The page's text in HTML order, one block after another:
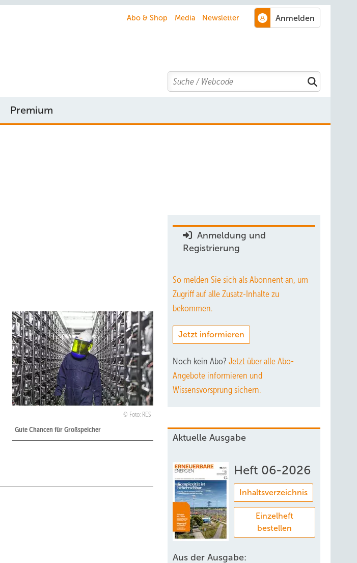
Abo & Shop Media Newsletter
Search
Premium
Foto: RES
Gute Chancen für Großspeicher
Anmeldung und
Registrierung
So melden Sie sich als Abonnent an, um
Zugriff auf alle Zusatz-Inhalte zu
bekommen.
Jetzt informieren
Noch kein Abo? Jetzt über alle Abo-
Angebote informieren und
Wissensvorsprung sichern.
Aktuelle Ausgabe
Heft 06-2026
Inhaltsverzeichnis
Einzelheft
bestellen
Aus der Ausgabe: